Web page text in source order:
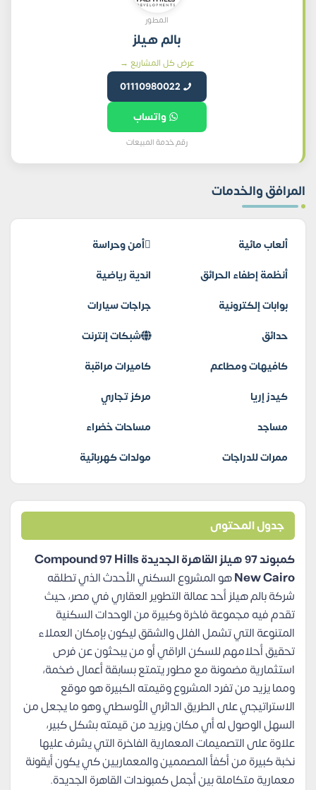
المطور
بالم هيلز
عرض كل المشاريع →
01110980022
واتساب
رقم خدمة المبيعات
المرافق والخدمات
ألعاب مائية
أمن وحراسة
أنظمة إطفاء الحرائق
اندية رياضية
بوابات إلكترونية
جراجات سيارات
حدائق
شبكات إنترنت
كافيهات ومطاعم
كاميرات مراقبة
كيدز إريا
مركز تجاري
مساجد
مساحات خضراء
ممرات للدراجات
مولدات كهربائية
جدول المحتوى
كمبوند 97 هيلز القاهرة الجديدة Compound 97 Hills
New Cairoهو المشروع السكني الأحدث الذي تطلقه
شركة بالم هيلز أحد عمالة التطوير العقاري في مصر، حيث
تقدم فيه مجموعة فاخرة وكبيرة من الوحدات السكنية
المتنوعة التي تشمل الفلل والشقق ليكون بإمكان العملاء
تحقيق أحلامهم للسكن الراقي أو من يبحثون عن فرص
استثمارية مضمونة مع مطور يتمتع بسابقة أعمال ضخمة،
ومما يزيد من تفرد المشروع وقيمته الكبيرة هو موقع
الاستراتيجي على الطريق الدائري الأوسطي وهو ما يجعل من
السهل الوصول له أي مكان ويزيد من قيمته بشكل كبير،
علاوة على التصميمات المعمارية الفاخرة التي يشرف عليها
نخبة كبيرة من أكفأ المصممين والمعماريين كي يكون أيقونة
معمارية متكاملة بين أجمل كمبوندات القاهرة الجديدة.